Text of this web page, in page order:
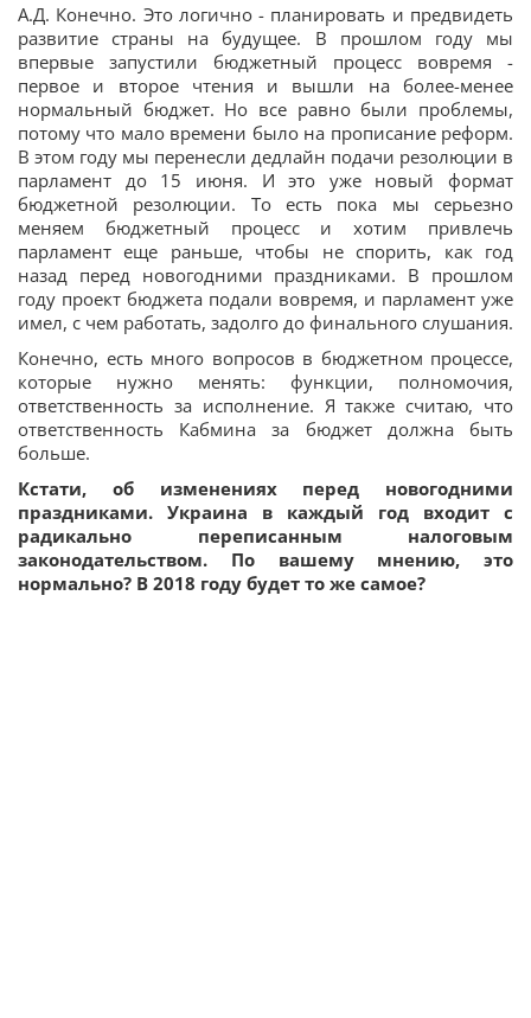
А.Д. Конечно. Это логично - планировать и предвидеть
развитие страны на будущее. В прошлом году мы
впервые запустили бюджетный процесс вовремя -
первое и второе чтения и вышли на более-менее
нормальный бюджет. Но все равно были проблемы,
потому что мало времени было на прописание реформ.
В этом году мы перенесли дедлайн подачи резолюции в
парламент до 15 июня. И это уже новый формат
бюджетной резолюции. То есть пока мы серьезно
меняем бюджетный процесс и хотим привлечь
парламент еще раньше, чтобы не спорить, как год
назад перед новогодними праздниками. В прошлом
году проект бюджета подали вовремя, и парламент уже
имел, с чем работать, задолго до финального слушания.
Конечно, есть много вопросов в бюджетном процессе,
которые нужно менять: функции, полномочия,
ответственность за исполнение. Я также считаю, что
ответственность Кабмина за бюджет должна быть
больше.
Кстати, об изменениях перед новогодними
праздниками. Украина в каждый год входит с
радикально переписанным налоговым
законодательством. По вашему мнению, это
нормально? В 2018 году будет то же самое?